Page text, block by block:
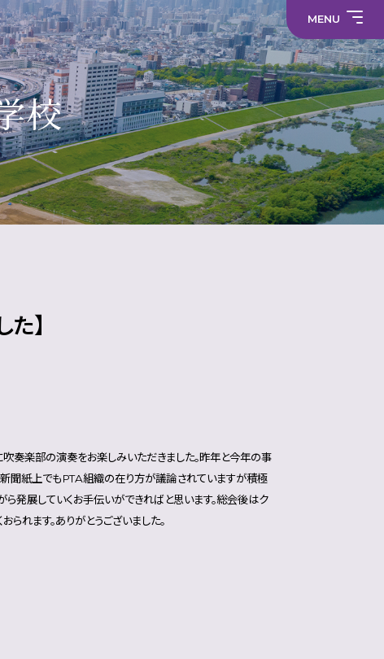
MENU
せ
採
用
情
報
務
職
採
用
情
報
サ
イ
ト
マ
ッ
プ
プ
ラ
イ
バ
シ
ー
ポ
リ
シ
ー
部
活
動
に
係
る
活
動
方
（高
校）
部
活
動
の
在
り
方
に
関
す
る
活
動
方
針
務
情
報
学
校
評
価
中学校
制服
メディア
常翔メタ
校
】
奏楽部の演奏をお楽しみいただきました。昨年と今年の事
聞紙上でもPTA組織の在り方が議論されていますが積極
発展していくお手伝いができればと思います。総会後はク
れます。ありがとうございました。